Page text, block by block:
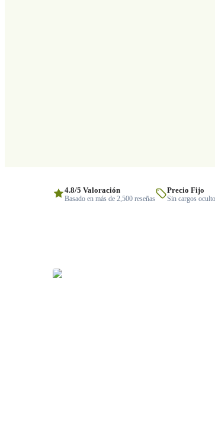
4.8/5 Valoración
Basado en más de 2,500 reseñas
Precio Fijo
Sin cargos